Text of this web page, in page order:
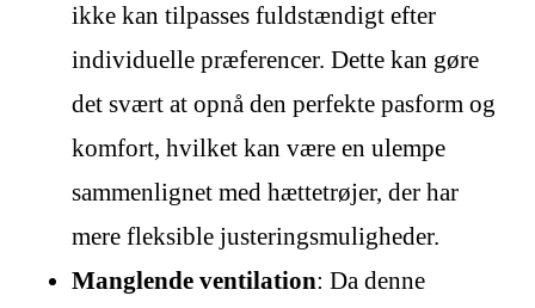
ikke kan tilpasses fuldstændigt efter
individuelle præferencer. Dette kan gøre
det svært at opnå den perfekte pasform og
komfort, hvilket kan være en ulempe
sammenlignet med hættetrøjer, der har
mere fleksible justeringsmuligheder.
Manglende ventilation: Da denne